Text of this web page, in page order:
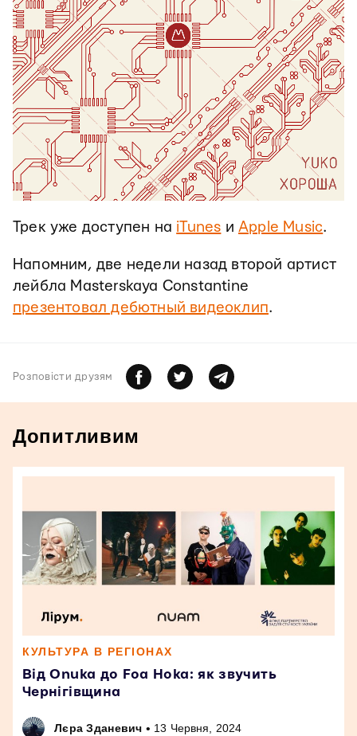
Трек уже доступен на iTunes иApple Music.
Напомним, две недели назад второй артист
лейбла Masterskaya Constantine
презентовал дебютный видеоклип.
Розповiсти друзям
Допитливим
КУЛЬТУРА В РЕГІОНАХ
Від Onuka до Foa Hoka: як звучить
Чернігівщина
Лєра Зданевич • 13 Червня, 2024